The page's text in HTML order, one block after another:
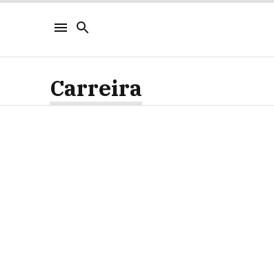
Carreira